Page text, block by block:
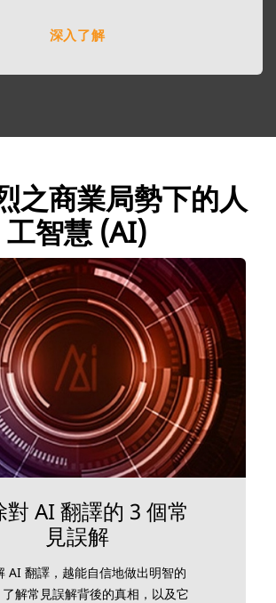
深入了解
之商業局勢下的人
工智慧 (AI)
對 AI 翻譯的 3 個常
見誤解
AI 翻譯，越能自信地做出明智的
解常見誤解背後的真相，以及它